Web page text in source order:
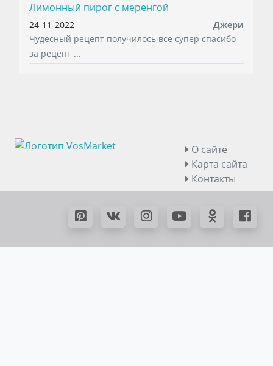
Лимонный пирог с меренгой
24-11-2022
Джери
Чудесный рецепт получилось все супер спасибо
за рецепт ...
О сайте
Карта сайта
Контакты